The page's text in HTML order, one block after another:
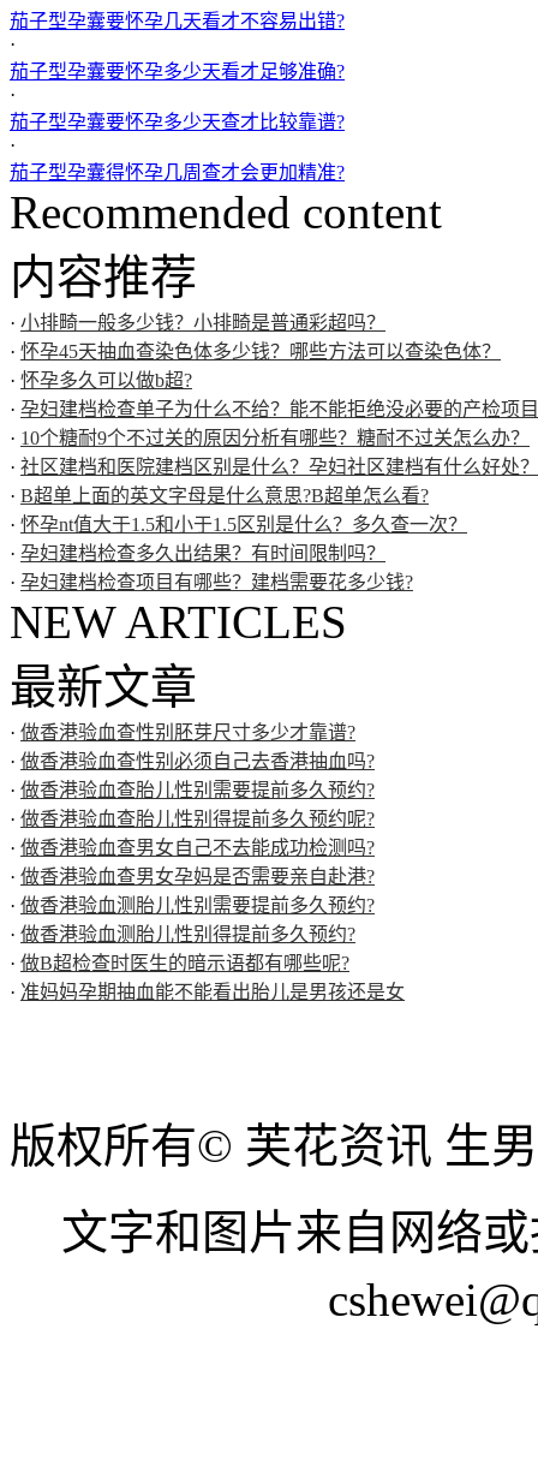
茄子型孕囊要怀孕几天看才不容易出错?
·
茄子型孕囊要怀孕多少天看才足够准确?
·
茄子型孕囊要怀孕多少天查才比较靠谱?
·
茄子型孕囊得怀孕几周查才会更加精准?
Recommended content
内容推荐
· 小排畸一般多少钱？小排畸是普通彩超吗？
· 怀孕45天抽血查染色体多少钱？哪些方法可以查染色体？
· 怀孕多久可以做b超?
· 孕妇建档检查单子为什么不给？能不能拒绝没必要的产检项
· 10个糖耐9个不过关的原因分析有哪些？糖耐不过关怎么办？
· 社区建档和医院建档区别是什么？孕妇社区建档有什么好处？
· B超单上面的英文字母是什么意思?B超单怎么看?
· 怀孕nt值大于1.5和小于1.5区别是什么？多久查一次？
· 孕妇建档检查多久出结果？有时间限制吗？
· 孕妇建档检查项目有哪些？建档需要花多少钱?
NEW ARTICLES
最新文章
· 做香港验血查性别胚芽尺寸多少才靠谱?
· 做香港验血查性别必须自己去香港抽血吗?
· 做香港验血查胎儿性别需要提前多久预约?
· 做香港验血查胎儿性别得提前多久预约呢?
· 做香港验血查男女自己不去能成功检测吗?
· 做香港验血查男女孕妈是否需要亲自赴港?
· 做香港验血测胎儿性别需要提前多久预约?
· 做香港验血测胎儿性别得提前多久预约?
· 做B超检查时医生的暗示语都有哪些呢?
· 准妈妈孕期抽血能不能看出胎儿是男孩还是女
版权所有© 芙花资讯 生
文字和图片来自网络